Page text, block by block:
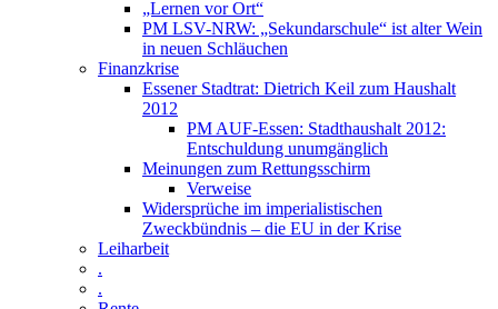
„Lernen vor Ort“
PM LSV-NRW: „Sekundarschule“ ist alter Wein
in neuen Schläuchen
Finanzkrise
Essener Stadtrat: Dietrich Keil zum Haushalt
2012
PM AUF-Essen: Stadthaushalt 2012:
Entschuldung unumgänglich
Meinungen zum Rettungsschirm
Verweise
Widersprüche im imperialistischen
Zweckbündnis – die EU in der Krise
Leiharbeit
.
.